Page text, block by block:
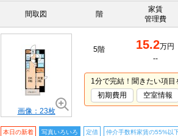
間取図 階
家賃
管理費
画像：23枚
5階 15.2万円
--
1分で完結！聞きたい項目
初期費用
空室情報
本日の新着 写真いろいろ 定借 仲介手数料家賃の55%以